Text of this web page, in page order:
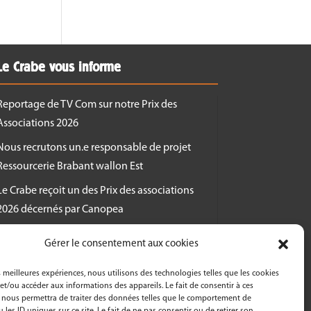
Gérer le consentement aux cookies
meilleures expériences, nous utilisons des technologies telles que les cookies
ou accéder aux informations des appareils. Le fait de consentir à ces
permettra de traiter des données telles que le comportement de
Crabe vous informe
de TV Com sur notre Prix des
2026
recrutons un.e responsable de projet
Brabant wallon Est
Crabe reçoit un des Prix des associations
décernés par Canopea
Crabe asbl fête ses 50 ans en 2026!